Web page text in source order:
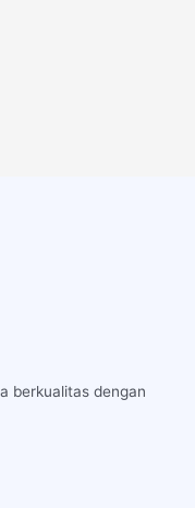
berkualitas dengan